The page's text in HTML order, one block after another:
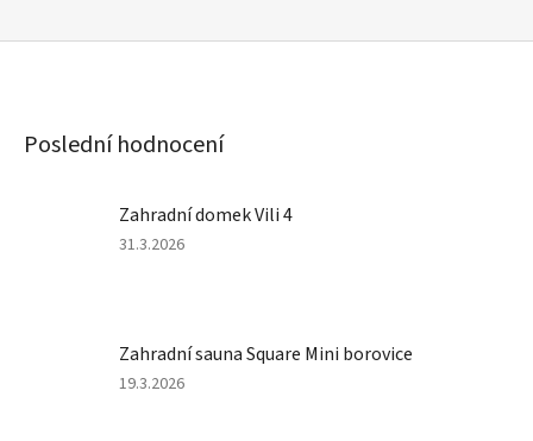
Poslední hodnocení
Zahradní domek Vili 4
Hodnocení
5
hvězdiček.
31.3.2026
Zahradní sauna Square Mini borovice
Hodnocení
19.3.2026